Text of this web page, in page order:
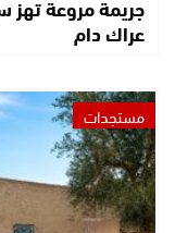
جريمة مروعة
عراك دام
مستجدات